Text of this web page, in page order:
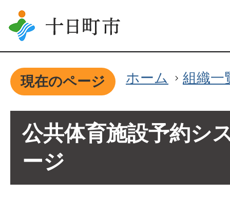
現在のページ ホーム 組織一
公共体育施設予約シ
ージ